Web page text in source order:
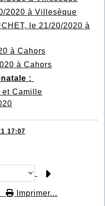
2020 à Villesèque
le 21/20/2020 à
à Cahors
à Cahors
:
et Camille
17:07
Imprimer...